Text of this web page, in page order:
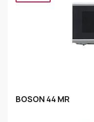
BOSON 44 MR